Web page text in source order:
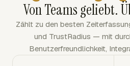
Von Teams geliebt.
Zählt zu den besten
und TrustRadius — mit
Benutzerfreundlichkeit,